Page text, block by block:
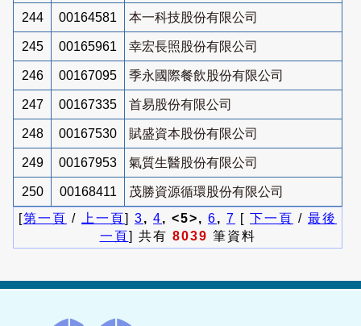
244 00164581 本一科技股份有限公司
245 00165961 幸宏長照股份有限公司
246 00167095 季永國際餐飲股份有限公司
247 00167335 首易股份有限公司
248 00167530 賦盛資本股份有限公司
249 00167953 氣質生醫股份有限公司
250 00168411
茂勝資源循環股份有限公司
[第一頁 / 上一頁] 3, 4, <5>, 6, 7 [ 下一頁 / 最後
一頁] 共有 8039 筆資料